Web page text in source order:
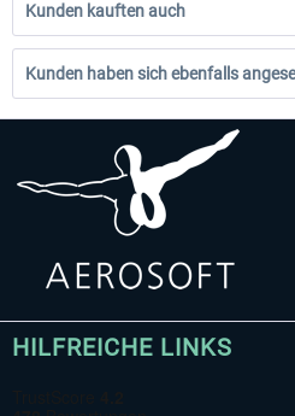
Kunden kauften auch
Kunden haben sich ebenfalls
HILFREICHE LINKS